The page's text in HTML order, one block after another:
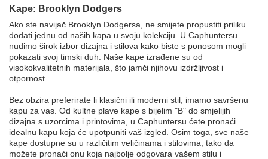
Kape: Brooklyn Dodgers
Ako ste navijač Brooklyn Dodgersa, ne smijete propustiti priliku
dodati jednu od naših kapa u svoju kolekciju. U Caphuntersu
nudimo širok izbor dizajna i stilova kako biste s ponosom mogli
pokazati svoj timski duh. Naše kape izrađene su od
visokokvalitetnih materijala, što jamči njihovu izdržljivost i
otpornost.
Bez obzira preferirate li klasični ili moderni stil, imamo savršenu
kapu za vas. Od kultne plave kape s bijelim "B" do smjelijih
dizajna s uzorcima i printovima, u Caphuntersu ćete pronaći
idealnu kapu koja će upotpuniti vaš izgled. Osim toga, sve naše
kape dostupne su u različitim veličinama i stilovima, tako da
možete pronaći onu koja najbolje odgovara vašem stilu i